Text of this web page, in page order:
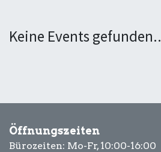
Keine Events gefunden..
Öffnungszeiten
Bürozeiten: Mo-Fr, 10:00-16:00